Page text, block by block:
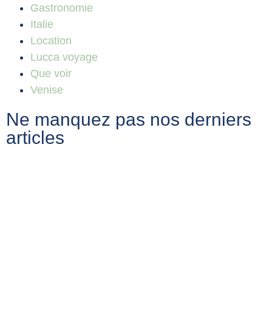
Gastronomie
Italie
Location
Lucca voyage
Que voir
Venise
Ne manquez pas nos derniers
articles